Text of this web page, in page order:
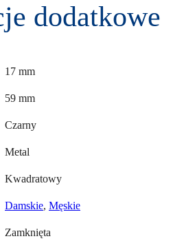
dodatkowe
17 mm
59 mm
Czarny
Metal
Kwadratowy
Damskie, Męskie
Zamknięta